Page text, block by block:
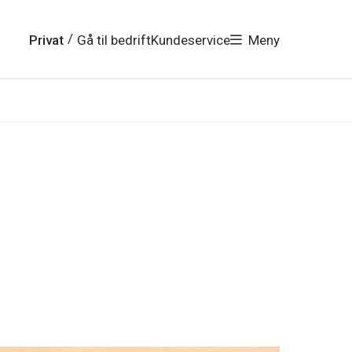
Privat / Gå til bedriftKundeservice Meny